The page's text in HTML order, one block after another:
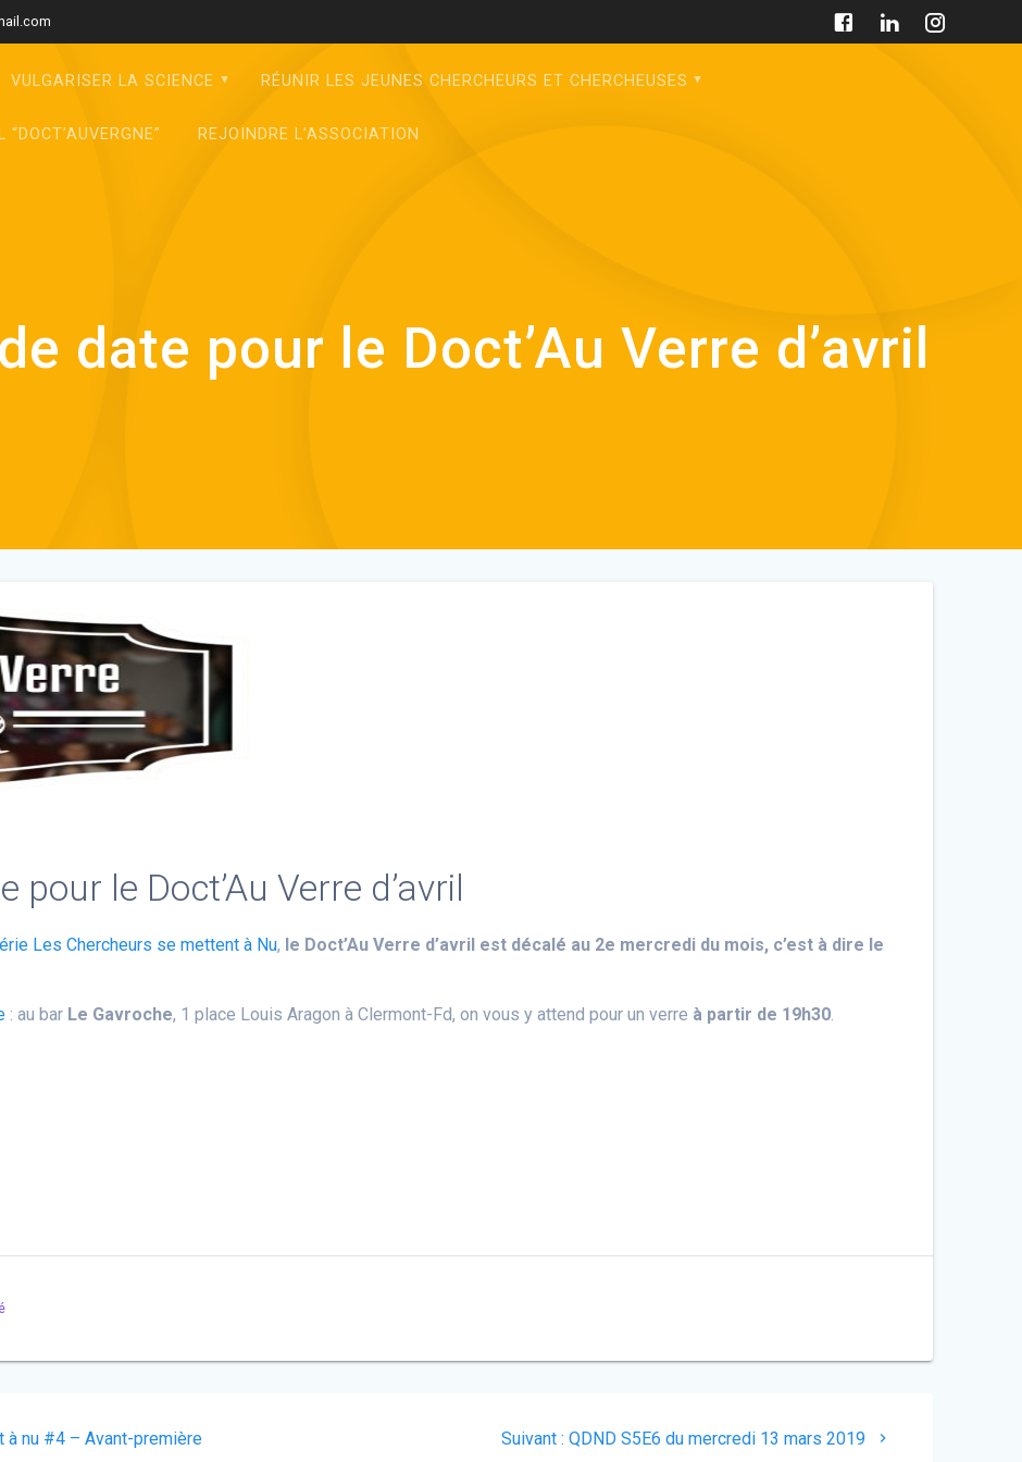
VULGARISER LA SCIENCE RÉUNIR LES JEUNES CHERCHEURS ET CHERCHEUSES
REJOINDRE L’ASSOCIATION
date pour le Doct’Au Verre d’avril
le Doct’Au Verre d’avril
Les Chercheurs se mettent à Nu, le Doct’Au Verre d’avril est décalé au 2e mercredi du mois, c’est à dire le
: au bar Le Gavroche, 1 place Louis Aragon à Clermont-Fd, on vous y attend pour un verre à partir de 19h30
à nu #4 – Avant-première Suivant : QDND S5E6 du mercredi 13 mars 2019